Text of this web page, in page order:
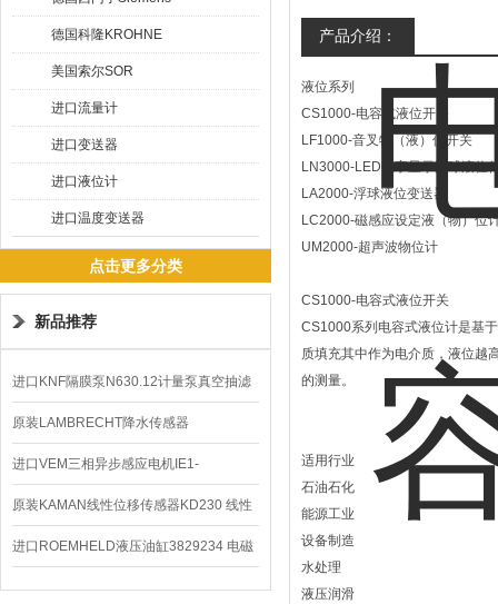
德国科隆KROHNE
美国索尔SOR
进口流量计
进口变送器
进口液位计
进口温度变送器
点击更多分类
新品推荐
进口KNF隔膜泵N630.12计量泵真空抽滤
泵价格
原装LAMBRECHT降水传感器
00.14575.20气象仪
进口VEM三相异步感应电机IE1-
K21R80G4马达
原装KAMAN线性位移传感器KD230 线性
编码器
进口ROEMHELD液压油缸3829234 电磁
阀定位器
产品介绍：
液位系列
CS1000-电容式液位开关
LF1000-音叉物（液）位开关
LN3000-LED数字显示浮球液位
LA2000-浮球液位变送器
LC2000-磁感应设定液（物）位
UM2000-超声波物位计
CS1000-电容式液位开关
CS1000系列电容式液位计是基
质填充其中作为电介质，液位越
的测量。
适用行业
石油石化
能源工业
设备制造
水处理
液压润滑